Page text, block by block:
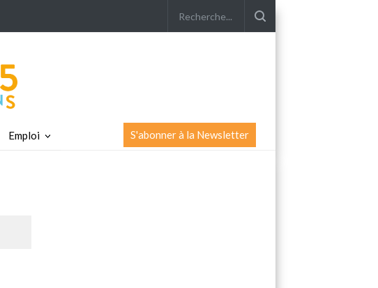
Emploi S'abonner à la Newsletter